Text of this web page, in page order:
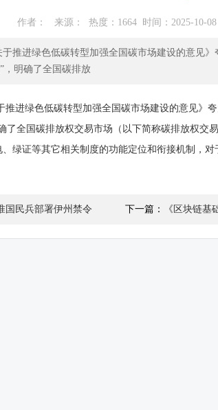
作者： 来源： 热度：1664 时间：2025-10-08
于推进绿色低碳转型加强全国碳市场建设的意见
，明确了全国碳排放
推进绿色低碳转型加强全国碳市场建设的意见》
了全国碳排放权交易市场（以下简称碳排放权交
绿证等其它相关制度的功能定位和衔接机制，
国民兵部署伊州禁令 下一篇： 《区块链基